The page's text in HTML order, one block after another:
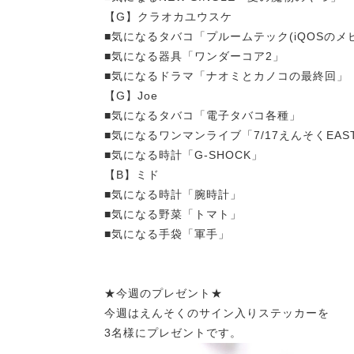
【G】クラオカユウスケ
■気になるタバコ「プルームテック(iQOSのメ
■気になる器具「ワンダーコア2」
■気になるドラマ「ナオミとカノコの最終回」
【G】Joe
■気になるタバコ「電子タバコ各種」
■気になるワンマンライブ「7/17えんそく
■気になる時計「G-SHOCK」
【B】ミド
■気になる時計「腕時計」
■気になる野菜「トマト」
■気になる手袋「軍手」
★今週のプレゼント★
今週はえんそくのサイン入りステッカーを
3名様にプレゼントです。